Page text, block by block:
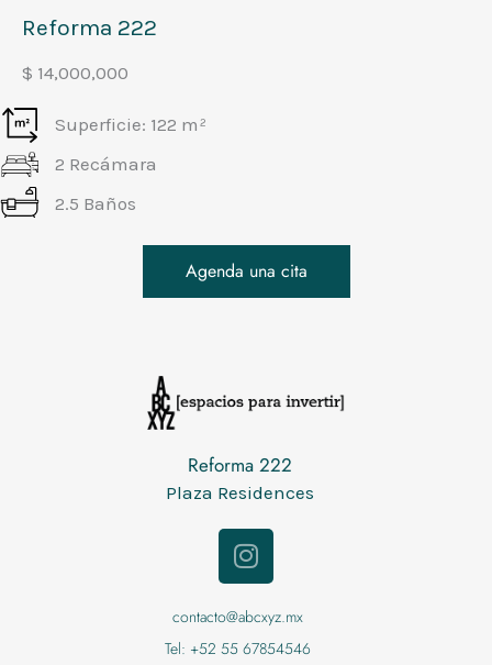
Reforma 222
$ 14,000,000
Superficie: 122 m²
2 Recámara
2.5 Baños
Agenda una cita
Reforma 222
Plaza Residences
I
n
s
t
a
contacto@abcxyz.mx
Tel: +52 55 67854546